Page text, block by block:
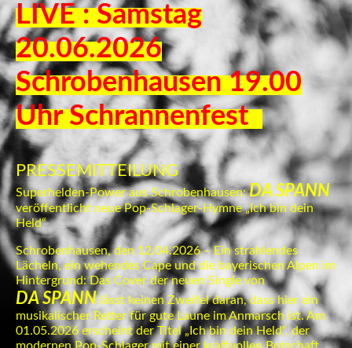
LIVE : Samstag
20.06.2026
Schrobenhausen 19.00
Uhr Schrannenfest
PRESSEMITTEILUNG
Superhelden-Power aus Schrobenhausen:DA SPANN
veröffentlicht neue Pop-Schlager-Hymne „Ich bin dein
Held“
Schrobenhausen, den 12.04.2026 – Ein strahlendes
Lächeln, ein wehendes Cape und die bayerischen Alpen im
Hintergrund: Das Cover der neuen Single von
DA SPANNlässt keinen Zweifel daran, dass hier ein
musikalischer Retter für gute Laune im Anmarsch ist. Am
01.05.2026 erscheint der Titel „Ich bin dein Held“, der